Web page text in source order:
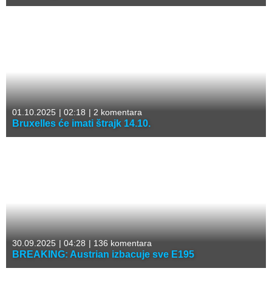
01.10.2025 | 02:18 | 2 komentara
Bruxelles će imati štrajk 14.10.
30.09.2025 | 04:28 | 136 komentara
BREAKING: Austrian izbacuje sve E195